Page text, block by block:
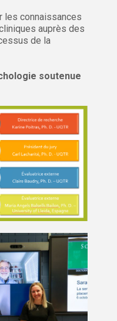
les connaissances
auprès des
de la
soutenue